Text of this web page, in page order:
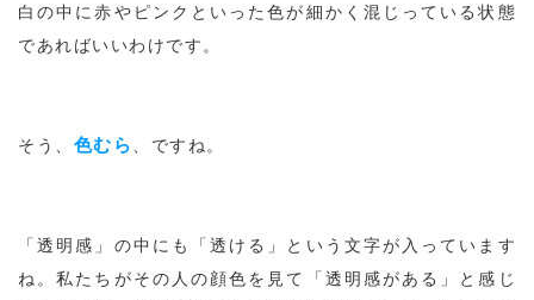
白の中に赤やピンクといった色が細かく混じっている状態
であればいいわけです。
そう、 色むら 、ですね。
「透明感」の中にも「透ける」という文字が入っています
ね。私たちがその人の顔色を見て「透明感がある」と感じ